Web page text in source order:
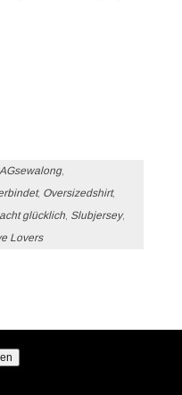
,
, Oversizedshirt,
glücklich Slubjersey,
Lovers